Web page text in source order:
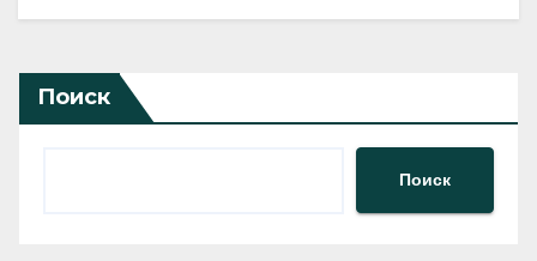
Поиск
Поиск